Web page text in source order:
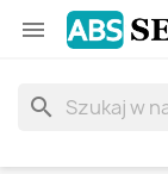

search